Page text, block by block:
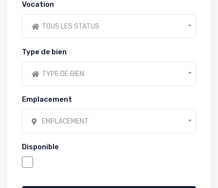
Vocation
TOUS LES STATUS
Type de bien
TYPE DE BIEN
Emplacement
EMPLACEMENT
Disponible